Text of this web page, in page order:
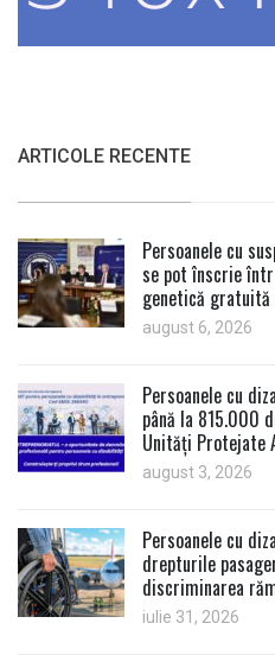
ARTICOLE RECENTE
Persoanele cu
se pot înscrie
genetică gratuită
august 6, 2026
Persoanele cu
până la 815.000
Unități Protejate
august 3, 2026
Persoanele cu
drepturile
discriminarea
iulie 31, 2026